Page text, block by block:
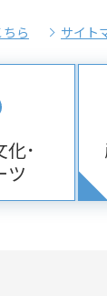
ら サイト
化･
ツ